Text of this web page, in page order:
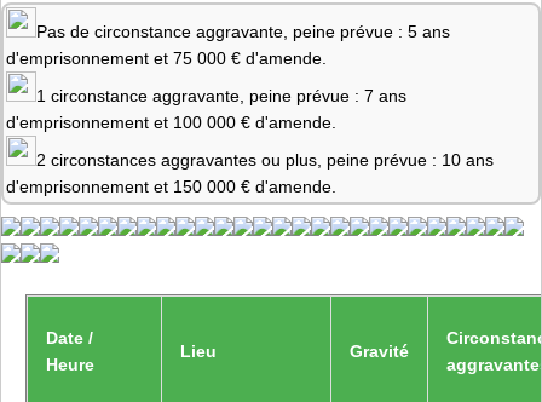
Pas de circonstance aggravante, peine prévue : 5 ans
d'emprisonnement et 75 000 € d'amende.
1 circonstance aggravante, peine prévue : 7 ans
d'emprisonnement et 100 000 € d'amende.
2 circonstances aggravantes ou plus, peine prévue : 10 ans
d'emprisonnement et 150 000 € d'amende.
Date /
Heure
Lieu Gravité